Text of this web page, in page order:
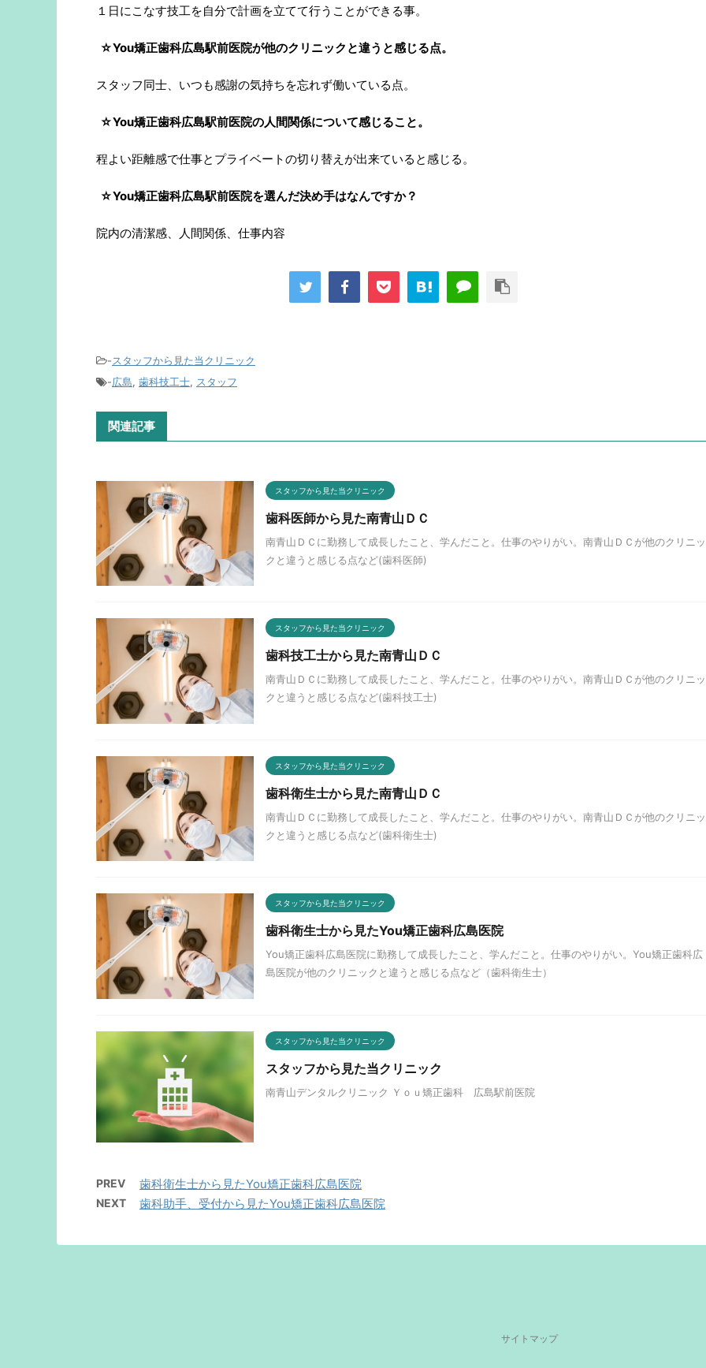
１日にこなす技工を自分で計画を立てて行うことができる事。
☆You矯正歯科広島駅前医院が他のクリニックと違うと感じる点。
スタッフ同士、いつも感謝の気持ちを忘れず働いている点。
☆You矯正歯科広島駅前医院の人間関係について感じること。
程よい距離感で仕事とプライベートの切り替えが出来ていると感じる。
☆You矯正歯科広島駅前医院を選んだ決め手はなんですか？
院内の清潔感、人間関係、仕事内容
-スタッフから見た当クリニック
-広島, 歯科技工士, スタッフ
関連記事
スタッフから見た当クリニック
歯科医師から見た南青山ＤＣ
南青山ＤＣに勤務して成長したこと、学んだこと。仕事のやりがい。南青山ＤＣが他のクリニッ
クと違うと感じる点など(歯科医師)
スタッフから見た当クリニック
歯科技工士から見た南青山ＤＣ
南青山ＤＣに勤務して成長したこと、学んだこと。仕事のやりがい。南青山ＤＣが他のクリニッ
クと違うと感じる点など(歯科技工士)
スタッフから見た当クリニック
歯科衛生士から見た南青山ＤＣ
南青山ＤＣに勤務して成長したこと、学んだこと。仕事のやりがい。南青山ＤＣが他のクリニッ
クと違うと感じる点など(歯科衛生士)
スタッフから見た当クリニック
歯科衛生士から見たYou矯正歯科広島医院
You矯正歯科広島医院に勤務して成長したこと、学んだこと。仕事のやりがい。You矯正歯科広
島医院が他のクリニックと違うと感じる点など（歯科衛生士）
スタッフから見た当クリニック
スタッフから見た当クリニック
南青山デンタルクリニック Ｙｏｕ矯正歯科 広島駅前医院
PREV 歯科衛生士から見たYou矯正歯科広島医院
NEXT 歯科助手、受付から見たYou矯正歯科広島医院
サイトマップ